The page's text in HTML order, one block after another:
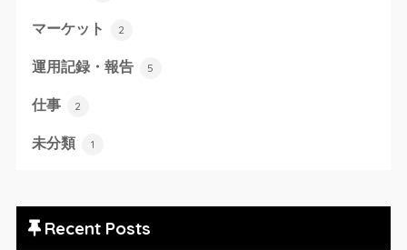
マーケット 2
運用記録・報告 5
仕事 2
未分類 1
Recent Posts